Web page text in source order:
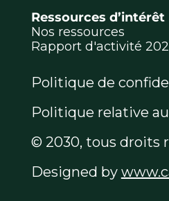
Ressources d’intérêt
Nos ressources
Rapport d'activité
Politique de
Politique relative
© 2030, tous droits
Designed by